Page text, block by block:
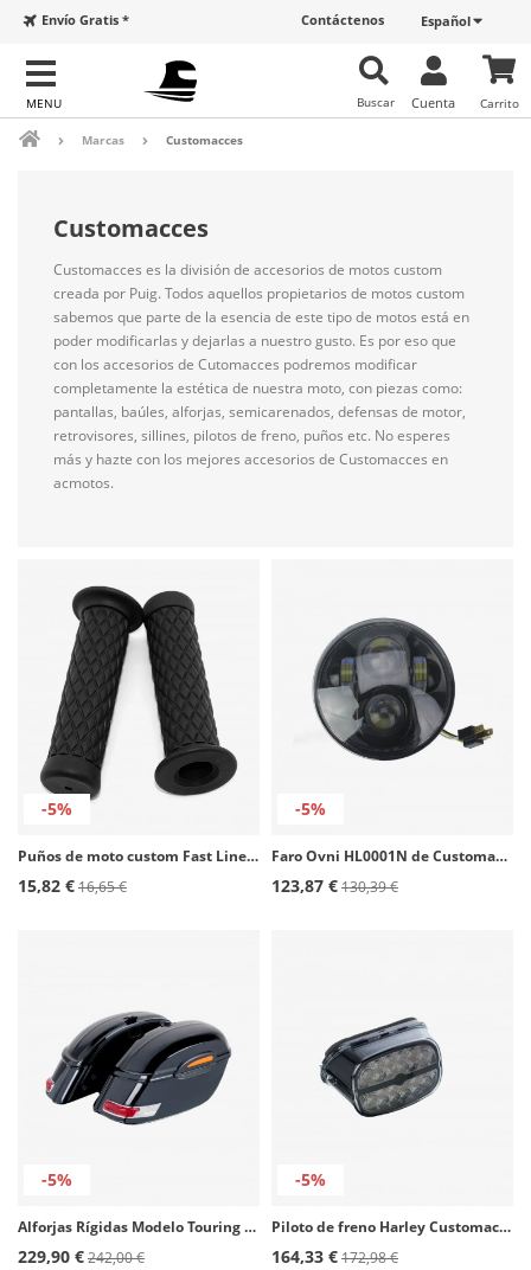
Español
Contáctenos
Envío Gratis *
Carrito
Cuenta
Buscar
Marcas Customacces
Customacces
Customacces es la división de accesorios de motos custom
creada por Puig. Todos aquellos propietarios de motos custom
sabemos que parte de la esencia de este tipo de motos está en
poder modificarlas y dejarlas a nuestro gusto. Es por eso que
con los accesorios de Cutomacces podremos modificar
completamente la estética de nuestra moto, con piezas como:
pantallas, baúles, alforjas, semicarenados, defensas de motor,
retrovisores, sillines, pilotos de freno, puños etc. No esperes
más y hazte con los mejores accesorios de Customacces en
acmotos.
-5%
Puños de moto custom Fast Line color Negro de Customacces
15,82 €16,65 €
-5%
Faro Ovni HL0001N de Customacces
123,87 €130,39 €
-5%
Alforjas Rígidas Modelo Touring color Negro de Customacces
229,90 €242,00 €
-5%
Piloto de freno Harley Customacces PH0002N
164,33 €172,98 €